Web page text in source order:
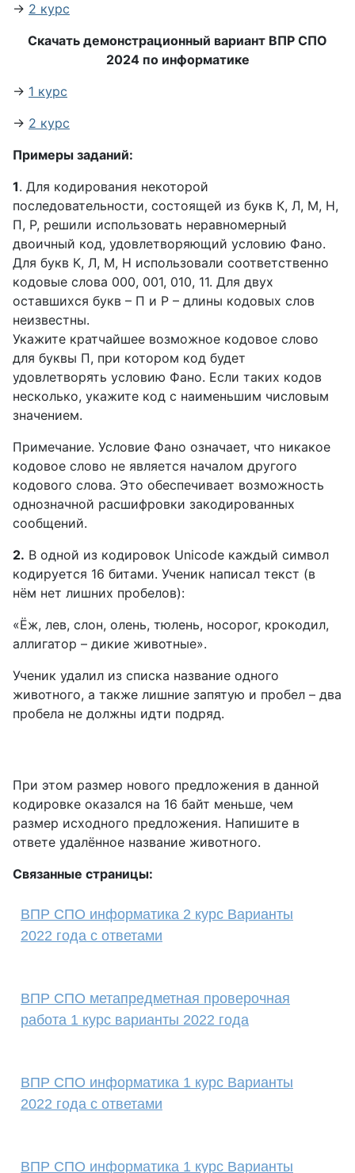
→ 2 курс
Скачать демонстрационный вариант ВПР СПО
2024 по информатике
→ 1 курс
→ 2 курс
Примеры заданий:
1. Для кодирования некоторой
последовательности, состоящей из букв К, Л, М, Н,
П, Р, решили использовать неравномерный
двоичный код, удовлетворяющий условию Фано.
Для букв К, Л, М, Н использовали соответственно
кодовые слова 000, 001, 010, 11. Для двух
оставшихся букв – П и Р – длины кодовых слов
неизвестны.
Укажите кратчайшее возможное кодовое слово
для буквы П, при котором код будет
удовлетворять условию Фано. Если таких кодов
несколько, укажите код с наименьшим числовым
значением.
Примечание. Условие Фано означает, что никакое
кодовое слово не является началом другого
кодового слова. Это обеспечивает возможность
однозначной расшифровки закодированных
сообщений.
2. В одной из кодировок Unicode каждый символ
кодируется 16 битами. Ученик написал текст (в
нём нет лишних пробелов):
«Ёж, лев, слон, олень, тюлень, носорог, крокодил,
аллигатор – дикие животные».
Ученик удалил из списка название одного
животного, а также лишние запятую и пробел – два
пробела не должны идти подряд.
При этом размер нового предложения в данной
кодировке оказался на 16 байт меньше, чем
размер исходного предложения. Напишите в
ответе удалённое название животного.
Связанные страницы:
ВПР СПО информатика 2 курс Варианты
2022 года с ответами
ВПР СПО метапредметная проверочная
работа 1 курс варианты 2022 года
ВПР СПО информатика 1 курс Варианты
2022 года с ответами
ВПР СПО информатика 1 курс Варианты